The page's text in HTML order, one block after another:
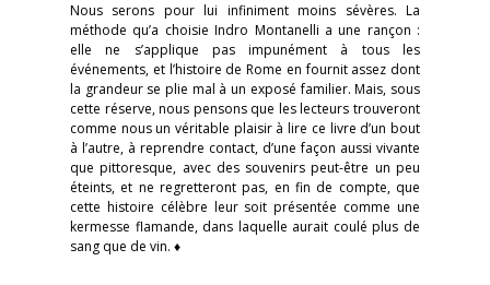
Nous serons pour lui infiniment moins sévères. La
méthode qu’a choisie Indro Montanelli a une rançon :
elle ne s’applique pas impunément à tous les
événements, et l’histoire de Rome en fournit assez dont
la grandeur se plie mal à un exposé familier. Mais, sous
cette réserve, nous pensons que les lecteurs trouveront
comme nous un véritable plaisir à lire ce livre d’un bout
à l’autre, à reprendre contact, d’une façon aussi vivante
que pittoresque, avec des souvenirs peut-être un peu
éteints, et ne regretteront pas, en fin de compte, que
cette histoire célèbre leur soit présentée comme une
kermesse flamande, dans laquelle aurait coulé plus de
sang que de vin. ♦